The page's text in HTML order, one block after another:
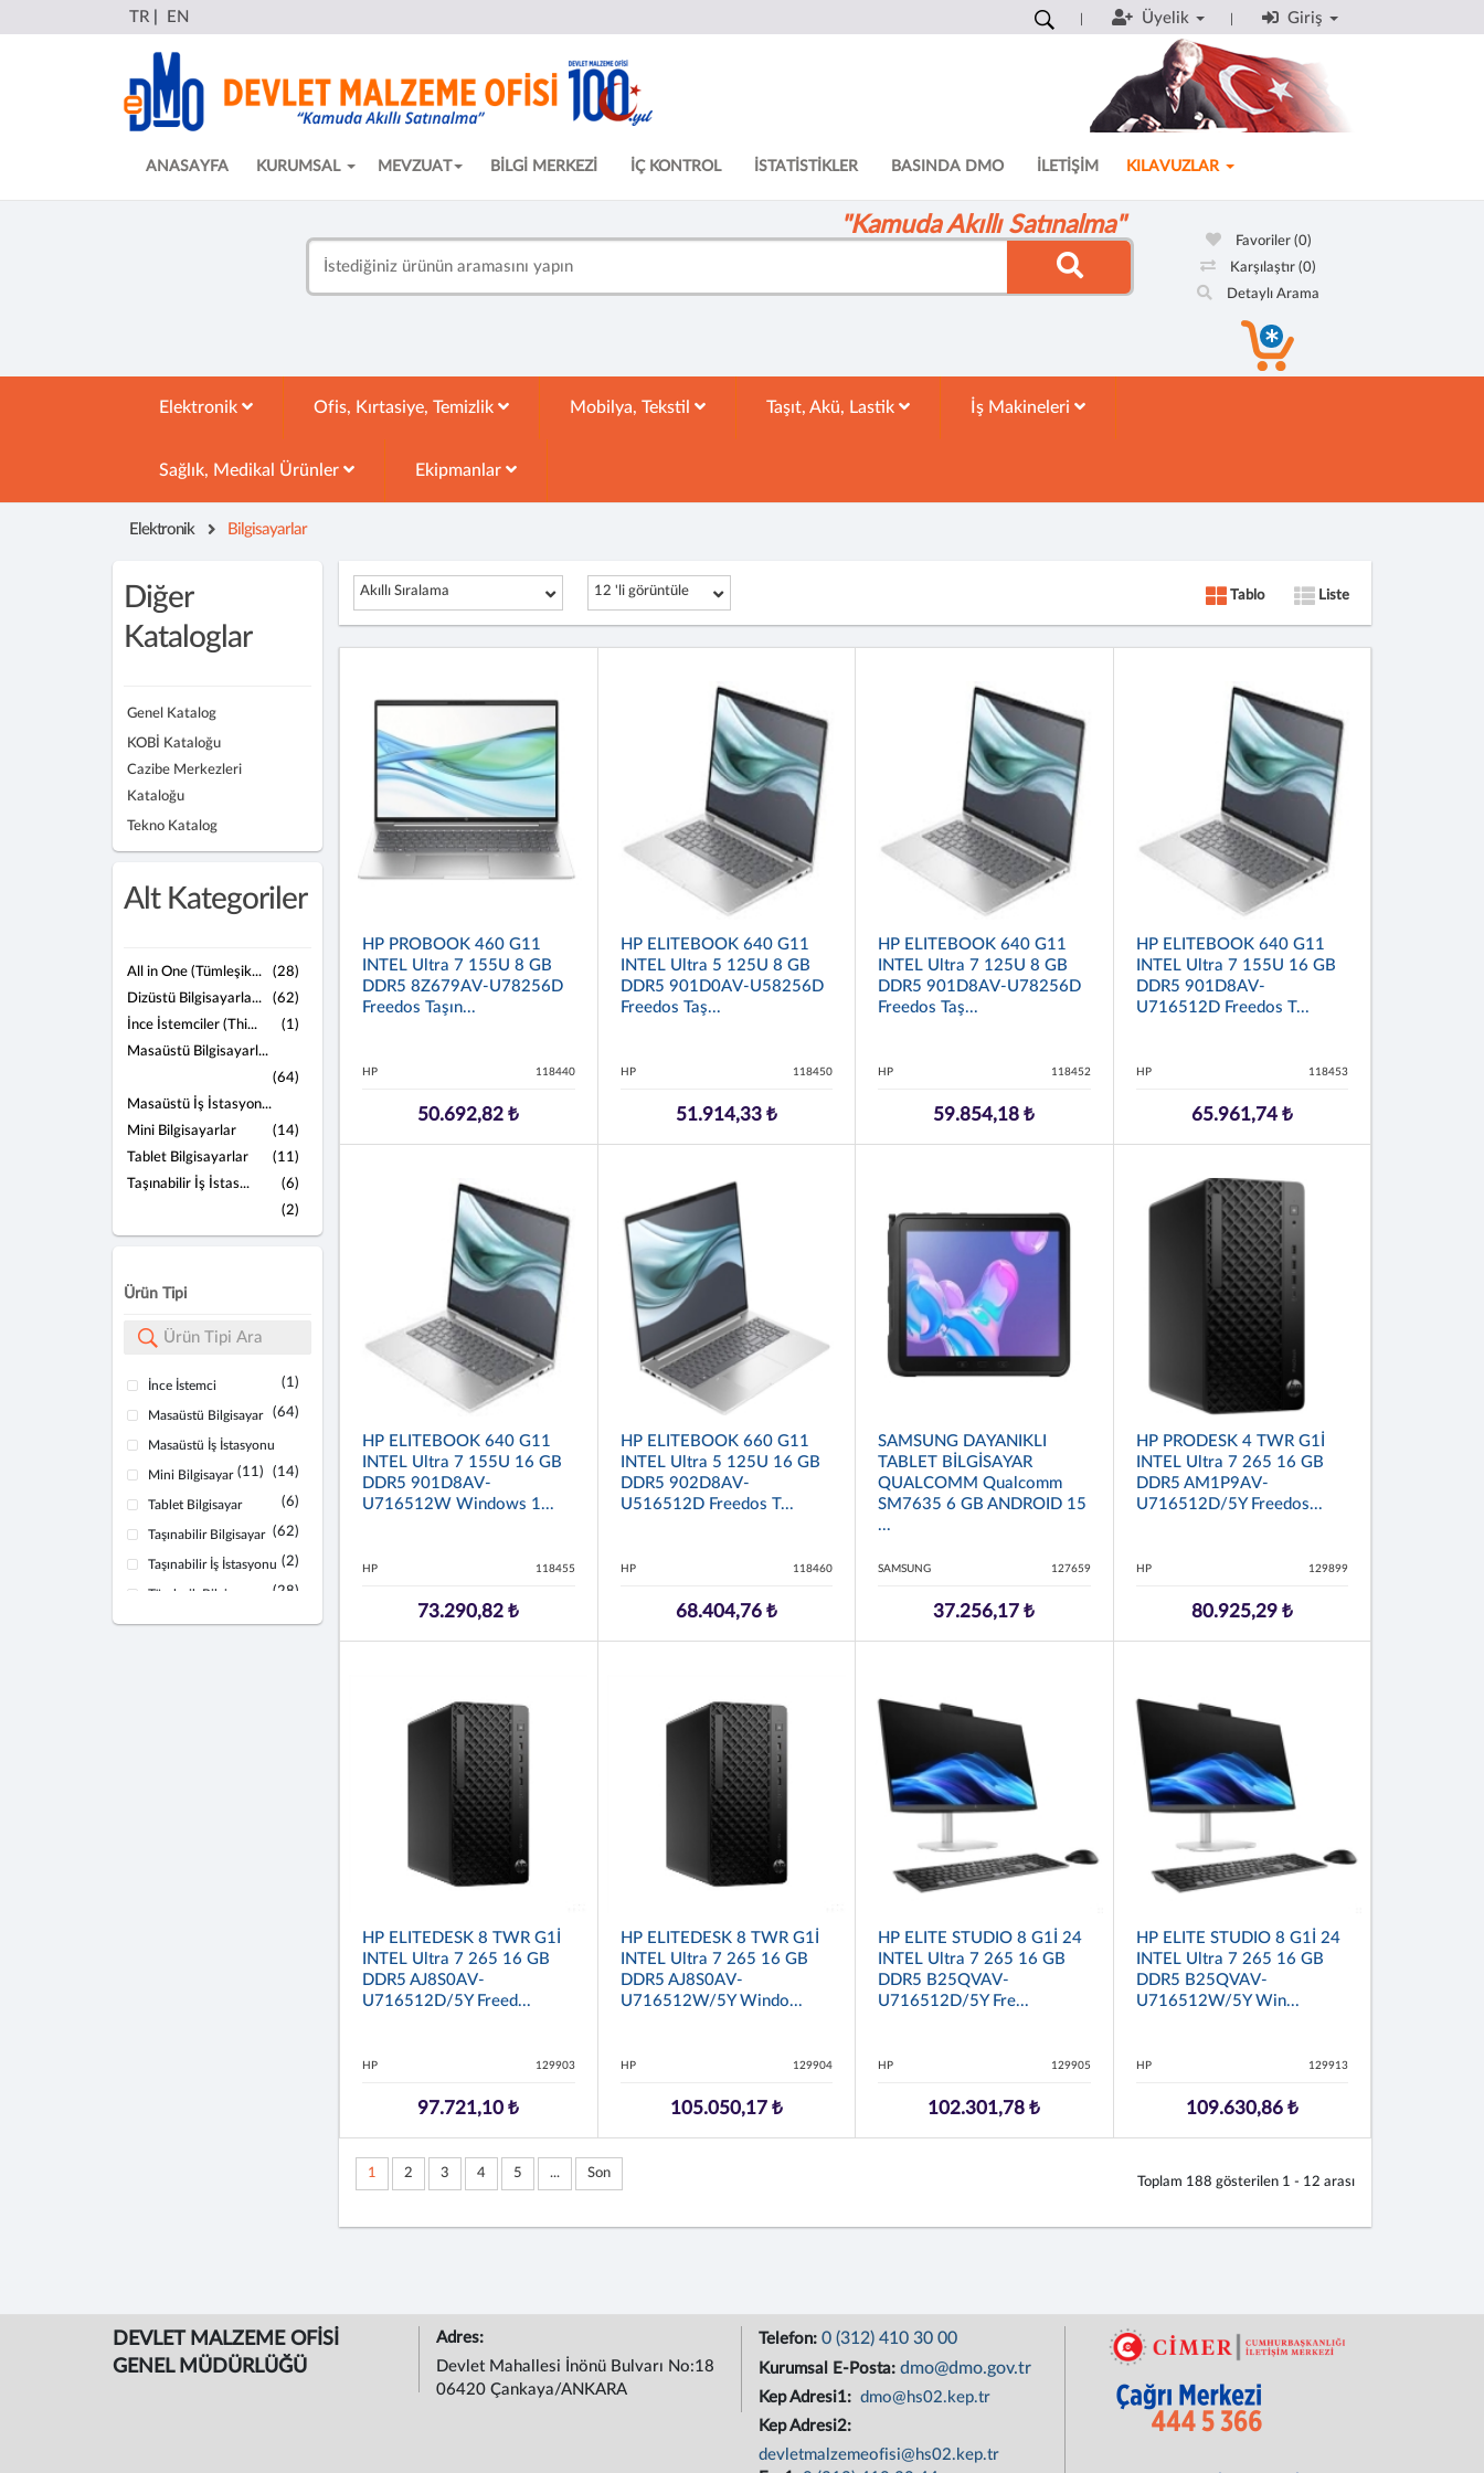
TR EN Üyelik Giriş
ANASAYFA KURUMSAL MEVZUAT BİLGİ MERKEZİ İÇ KONTROL İSTATİSTİKLER BASINDA DMO İLETİŞİM KILAVUZLAR
"Kamuda Akıllı Satınalma"
Favoriler (0)
Karşılaştır (0)
Detaylı Arama
Elektronik Ofis, Kırtasiye, Temizlik Mobilya, Tekstil Taşıt, Akü, Lastik İş Makineleri
Sağlık, Medikal Ürünler Ekipmanlar
Elektronik Bilgisayarlar
Diğer
Kataloglar
Genel Katalog
KOBİ Kataloğu
Cazibe Merkezleri
Kataloğu
Tekno Katalog
Alt Kategoriler
All in One (Tümleşik...
(28)
Dizüstü Bilgisayarla...
(62)
İnce İstemciler (Thi...
(1)
Masaüstü Bilgisayarl...
(64)
Masaüstü İş İstasyon...
(14)
Mini Bilgisayarlar
(11)
Tablet Bilgisayarlar
(6)
Taşınabilir İş İstas...
(2)
Ürün Tipi
İnce İstemci (1)
Masaüstü Bilgisayar (64)
Masaüstü İş İstasyonu
(14)
Mini Bilgisayar (11)
Tablet Bilgisayar (6)
Taşınabilir Bilgisayar (62)
Taşınabilir İş İstasyonu (2)
Tümleşik Bilgisayar (28)
Akıllı Sıralama 12 'li görüntüle Tablo Liste
HP PROBOOK 460 G11
INTEL Ultra 7 155U 8 GB
DDR5 8Z679AV-U78256D
Freedos Taşın...
HP 118440
50.692,82 ₺
HP ELITEBOOK 640 G11
INTEL Ultra 5 125U 8 GB
DDR5 901D0AV-U58256D
Freedos Taş...
HP 118450
51.914,33 ₺
HP ELITEBOOK 640 G11
INTEL Ultra 7 125U 8 GB
DDR5 901D8AV-U78256D
Freedos Taş...
HP 118452
59.854,18 ₺
HP ELITEBOOK 640 G11
INTEL Ultra 7 155U 16 GB
DDR5 901D8AV-
U716512D Freedos T...
HP 118453
65.961,74 ₺
HP ELITEBOOK 640 G11
INTEL Ultra 7 155U 16 GB
DDR5 901D8AV-
U716512W Windows 1...
HP 118455
73.290,82 ₺
HP ELITEBOOK 660 G11
INTEL Ultra 5 125U 16 GB
DDR5 902D8AV-
U516512D Freedos T...
HP 118460
68.404,76 ₺
SAMSUNG DAYANIKLI
TABLET BİLGİSAYAR
QUALCOMM Qualcomm
SM7635 6 GB ANDROID 15
...
SAMSUNG 127659
37.256,17 ₺
HP PRODESK 4 TWR G1İ
INTEL Ultra 7 265 16 GB
DDR5 AM1P9AV-
U716512D/5Y Freedos...
HP 129899
80.925,29 ₺
HP ELITEDESK 8 TWR G1İ
INTEL Ultra 7 265 16 GB
DDR5 AJ8S0AV-
U716512D/5Y Freed...
HP 129903
97.721,10 ₺
HP ELITEDESK 8 TWR G1İ
INTEL Ultra 7 265 16 GB
DDR5 AJ8S0AV-
U716512W/5Y Windo...
HP 129904
105.050,17 ₺
HP ELITE STUDIO 8 G1İ 24
INTEL Ultra 7 265 16 GB
DDR5 B25QVAV-
U716512D/5Y Fre...
HP 129905
102.301,78 ₺
HP ELITE STUDIO 8 G1İ 24
INTEL Ultra 7 265 16 GB
DDR5 B25QVAV-
U716512W/5Y Win...
HP 129913
109.630,86 ₺
1 2 3 4 5 ... Son
Toplam 188 gösterilen 1 - 12 arası
DEVLET MALZEME OFİSİ
GENEL MÜDÜRLÜĞÜ
Adres:
Devlet Mahallesi İnönü Bulvarı No:18
06420 Çankaya/ANKARA
Telefon: 0 (312) 410 30 00
Kurumsal E-Posta: dmo@dmo.gov.tr
Kep Adresi1: dmo@hs02.kep.tr
Kep Adresi2:
devletmalzemeofisi@hs02.kep.tr